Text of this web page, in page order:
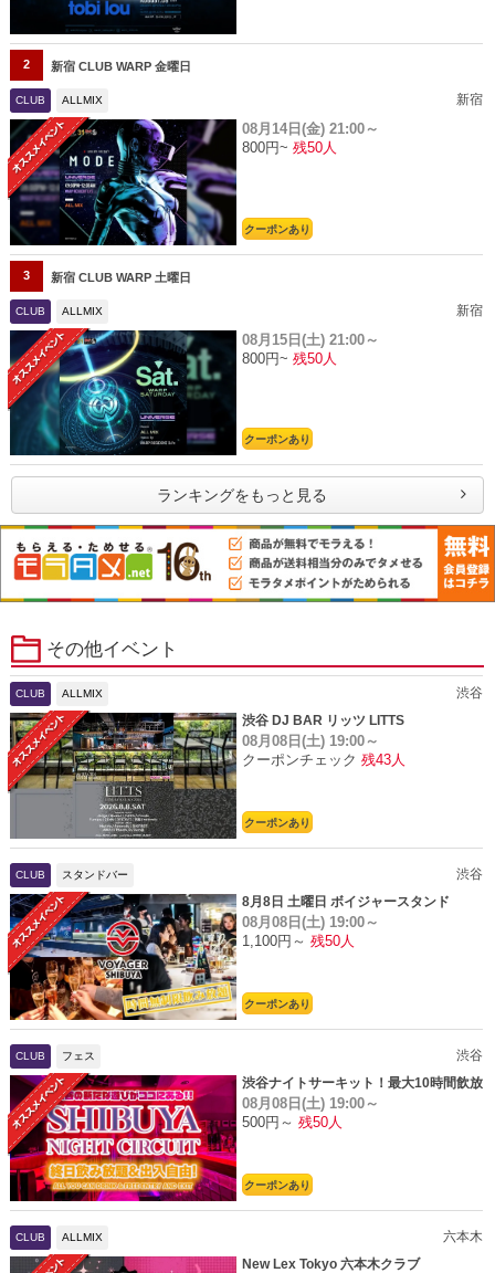
2 新宿 CLUB WARP 金曜日
CLUB ALLMIX 新宿
08月14日(金) 21:00～
800円~ 残50人
クーポンあり
3 新宿 CLUB WARP 土曜日
CLUB ALLMIX 新宿
08月15日(土) 21:00～
800円~ 残50人
クーポンあり
ランキングをもっと見る
その他イベント
CLUB ALLMIX
渋谷
渋谷 DJ BAR リッツ LITTS
08月08日(土) 19:00～
クーポンチェック 残43人
クーポンあり
CLUB スタンドバー
渋谷
8月8日 土曜日 ボイジャースタンド
08月08日(土) 19:00～
1,100円～ 残50人
クーポンあり
CLUB フェス
渋谷
渋谷ナイトサーキット！最大10時間飲放
題
08月08日(土) 19:00～
500円～ 残50人
クーポンあり
CLUB ALLMIX
六本木
New Lex Tokyo 六本木クラブ